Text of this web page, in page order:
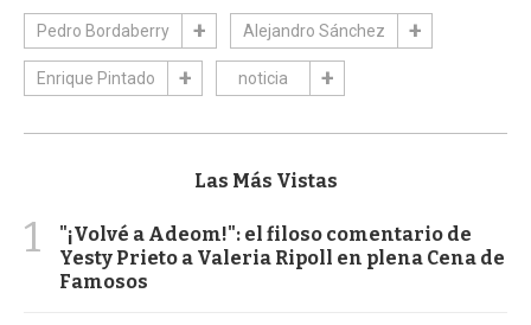
Pedro Bordaberry Alejandro Sánchez
Enrique Pintado noticia
Las Más Vistas
1
"¡Volvé a Adeom!": el filoso comentario de
Yesty Prieto a Valeria Ripoll en plena Cena de
Famosos